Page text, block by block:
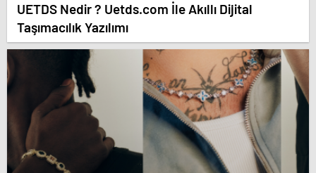
UETDS Nedir ? Uetds.com İle Akıllı Dijital
Taşımacılık Yazılımı